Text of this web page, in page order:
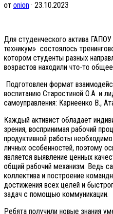
от onion · 23.10.2023
Для студенческого актива
техникум» состоялось
котором студенты разных
возрастов находили что-то
Подготовлен формат
воспитанию Старостиной О.А. и
самоуправления: Карнеенко В.,
Каждый активист обладает
зрения, воспринимая рабочий
продуктивной работы
личных особенностей, поэтому
является выявление ценных
общий рабочий механизм. Ведь
коллектива и построение
достижения всех целей и
задач с помощью коммуникации.
Ребята получили новые знания